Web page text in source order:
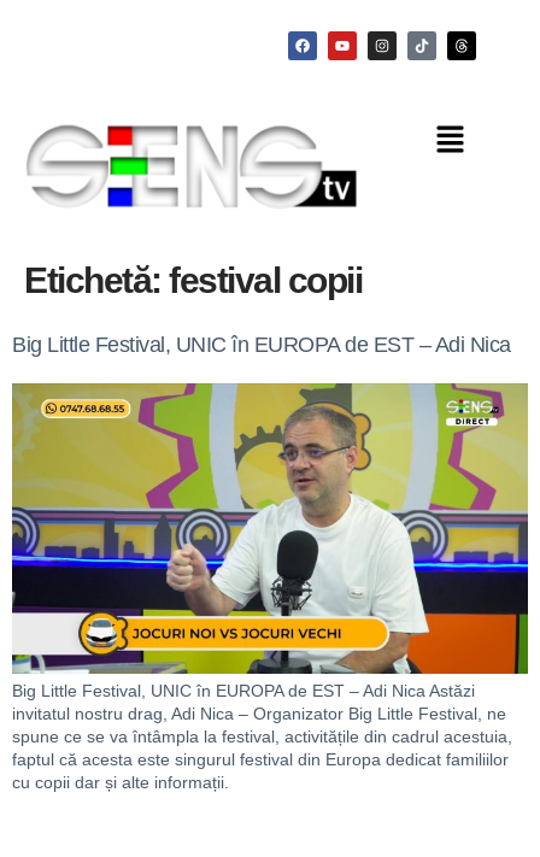
Etichetă: festival copii
Big Little Festival, UNIC în EUROPA de EST – Adi Nica
Big Little Festival, UNIC în EUROPA de EST – Adi Nica Astăzi
invitatul nostru drag, Adi Nica – Organizator Big Little Festival, ne
spune ce se va întâmpla la festival, activitățile din cadrul acestuia,
faptul că acesta este singurul festival din Europa dedicat familiilor
cu copii dar și alte informații.